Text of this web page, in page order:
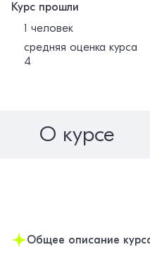
Курс прошли
1 человек
средняя оценка курса
4
О курсе
Общее описание